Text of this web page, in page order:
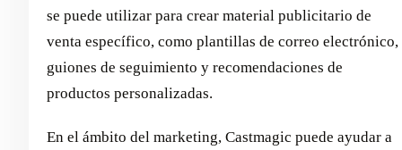
se puede utilizar para crear material publicitario de
venta específico, como plantillas de correo electrónico,
guiones de seguimiento y recomendaciones de
productos personalizadas.
En el ámbito del marketing, Castmagic puede ayudar a